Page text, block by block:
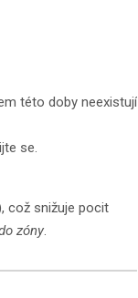
této doby neexistují
se.
což snižuje pocit
zóny